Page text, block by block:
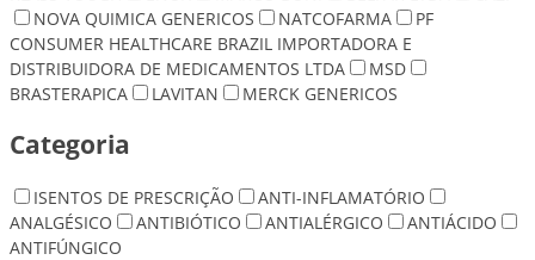
NOVA QUIMICA GENERICOS
NATCOFARMA
PF
CONSUMER HEALTHCARE BRAZIL IMPORTADORA E
DISTRIBUIDORA DE MEDICAMENTOS LTDA
MSD
BRASTERAPICA
LAVITAN MERCK GENERICOS
Categoria
ISENTOS DE PRESCRIÇÃO
ANTI-INFLAMATÓRIO
ANALGÉSICO
ANTIBIÓTICO ANTIALÉRGICO
ANTIÁCIDO
ANTIFÚNGICO